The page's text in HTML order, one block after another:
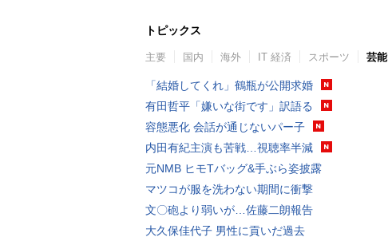
トピックス
主要 国内 海外 IT 経済 スポーツ 芸能
「結婚してくれ」鶴瓶が公開求婚
有田哲平「嫌いな街です」訳語る
容態悪化 会話が通じないパー子
内田有紀主演も苦戦…視聴率半減
元NMB ヒモTバッグ&手ぶら姿披露
マツコが服を洗わない期間に衝撃
文〇砲より弱いが…佐藤二朗報告
大久保佳代子 男性に貢いだ過去